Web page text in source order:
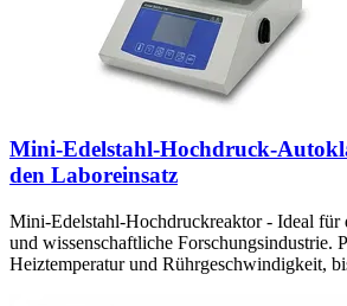
Mini-Edelstahl-Hochdruck-
den Laboreinsatz
Mini-Edelstahl-Hochdruckreaktor - Ideal für
und wissenschaftliche Forschungsindustrie.
Heiztemperatur und Rührgeschwindigkeit,